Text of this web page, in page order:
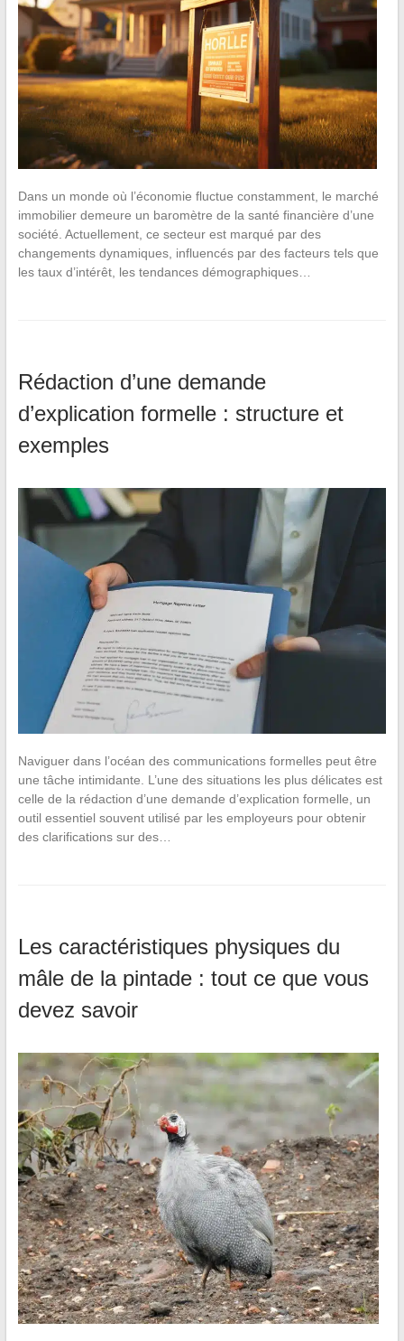
Dans un monde où l’économie fluctue constamment, le marché
immobilier demeure un baromètre de la santé financière d’une
société. Actuellement, ce secteur est marqué par des
changements dynamiques, influencés par des facteurs tels que
les taux d’intérêt, les tendances démographiques…
Rédaction d’une demande
d’explication formelle : structure et
exemples
Naviguer dans l’océan des communications formelles peut être
une tâche intimidante. L’une des situations les plus délicates est
celle de la rédaction d’une demande d’explication formelle, un
outil essentiel souvent utilisé par les employeurs pour obtenir
des clarifications sur des…
Les caractéristiques physiques du
mâle de la pintade : tout ce que vous
devez savoir